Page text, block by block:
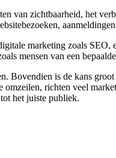
van zichtbaarheid, het
marketing zoals SEO,
mensen van een
is de kans
richten veel
het juiste publiek.